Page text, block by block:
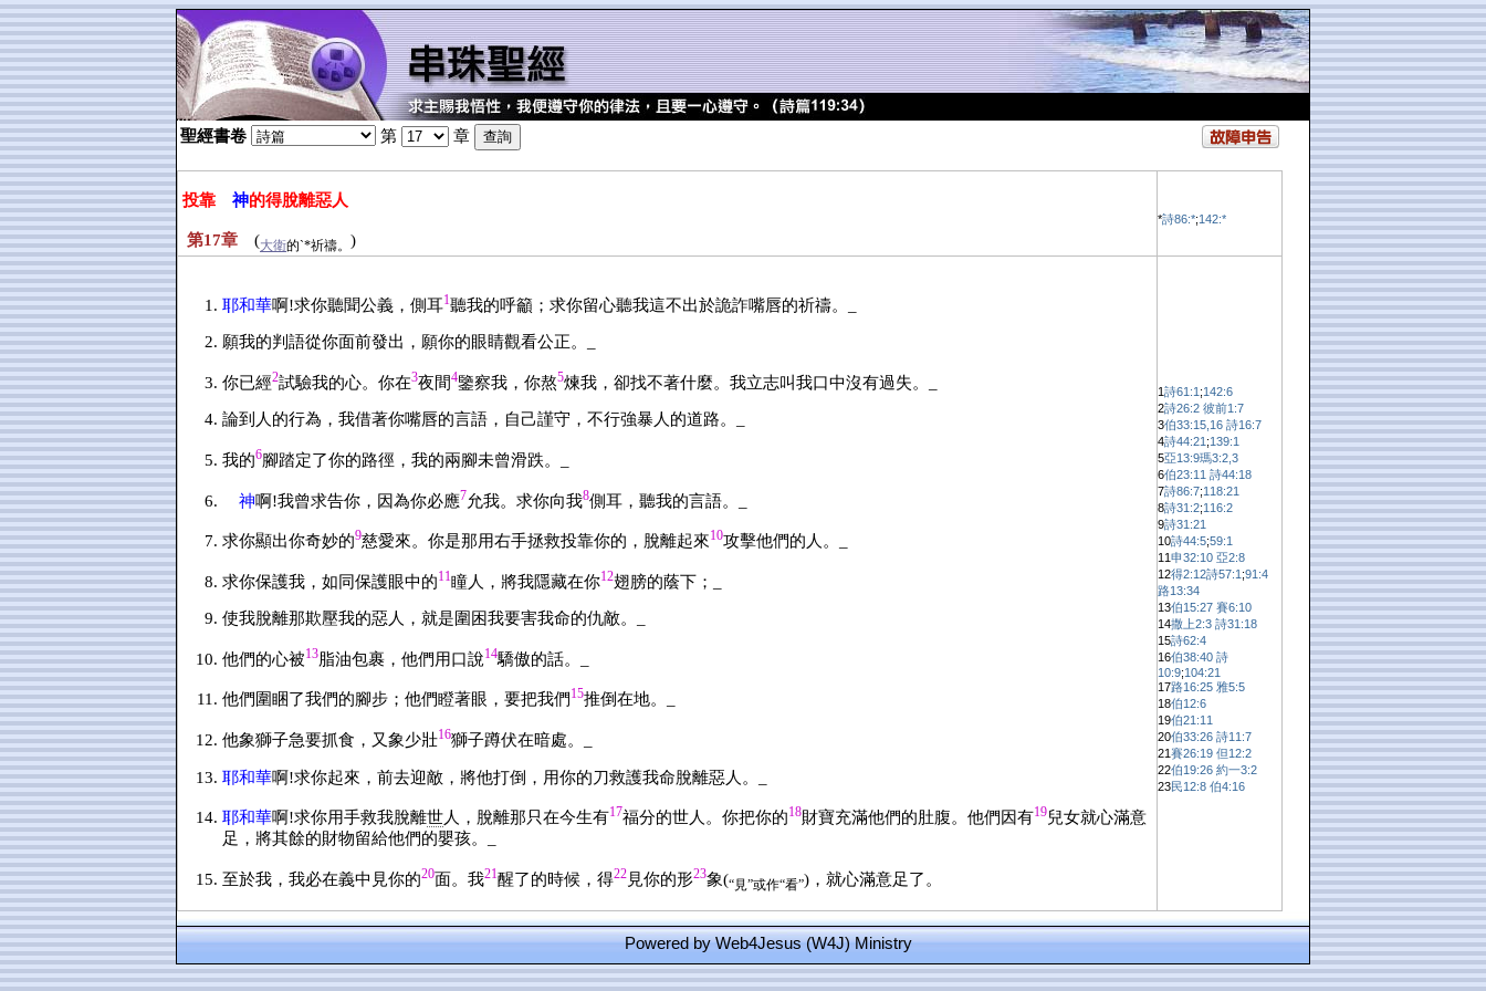
聖經書卷 第 章
投靠 神的得脫離惡人
第17章 (大衛的`*祈禱。 )
*詩86:*;142:*
耶和華啊!求你聽聞公義，側耳1聽我的呼籲；求你留心聽我這不出於詭詐嘴唇的祈禱。_
願我的判語從你面前發出，願你的眼睛觀看公正。_
你已經2試驗我的心。你在3夜間4鑒察我，你熬5煉我，卻找不著什麼。我立志叫我口中沒有過失。_
論到人的行為，我借著你嘴唇的言語，自己謹守，不行強暴人的道路。_
我的6腳踏定了你的路徑，我的兩腳未曾滑跌。_
神啊!我曾求告你，因為你必應7允我。求你向我8側耳，聽我的言語。_
求你顯出你奇妙的9慈愛來。你是那用右手拯救投靠你的，脫離起來10攻擊他們的人。_
求你保護我，如同保護眼中的11瞳人，將我隱藏在你12翅膀的蔭下；_
使我脫離那欺壓我的惡人，就是圍困我要害我命的仇敵。_
他們的心被13脂油包裹，他們用口說14驕傲的話。_
他們圍睏了我們的腳步；他們瞪著眼，要把我們 15推倒在地。_
他象獅子急要抓食，又象少壯16獅子蹲伏在暗處。_
耶和華啊!求你起來，前去迎敵，將他打倒，用你的刀救護我命脫離惡人。_
耶和華啊!求你用手救我脫離世人，脫離那只在今生有17福分的世人。你把你的18財寶充滿他們的肚腹。他們因有19兒女就心滿意
足，將其餘的財物留給他們的嬰孩。_
至於我，我必在義中見你的20面。我21醒了的時候，得22 見你的形23象(“見”或作“看”)，就心滿意足了。
1詩61:1 ;142:6
2詩26:2 彼前1:7
3伯33:15,16 詩16:7
4詩44:21 ;139:1
5亞13:9瑪3:2,3
6伯23:11 詩44:18
7詩86:7;118:21
8詩31:2;116:2
9詩31:21
10詩44:5;59:1
11申32:10 亞2:8
12得2:12詩57:1 ;91:4
路13:34
13伯15:27 賽6:10
14撒上2:3 詩31:18
15詩62:4
16伯38:40 詩
10:9;104:21
17路16:25 雅5:5
18伯12:6
19伯21:11
20伯33:26 詩11:7
21賽26:19 但12:2
22伯19:26 約一3:2
23民12:8 伯4:16
Powered by Web4Jesus (W4J) Ministry